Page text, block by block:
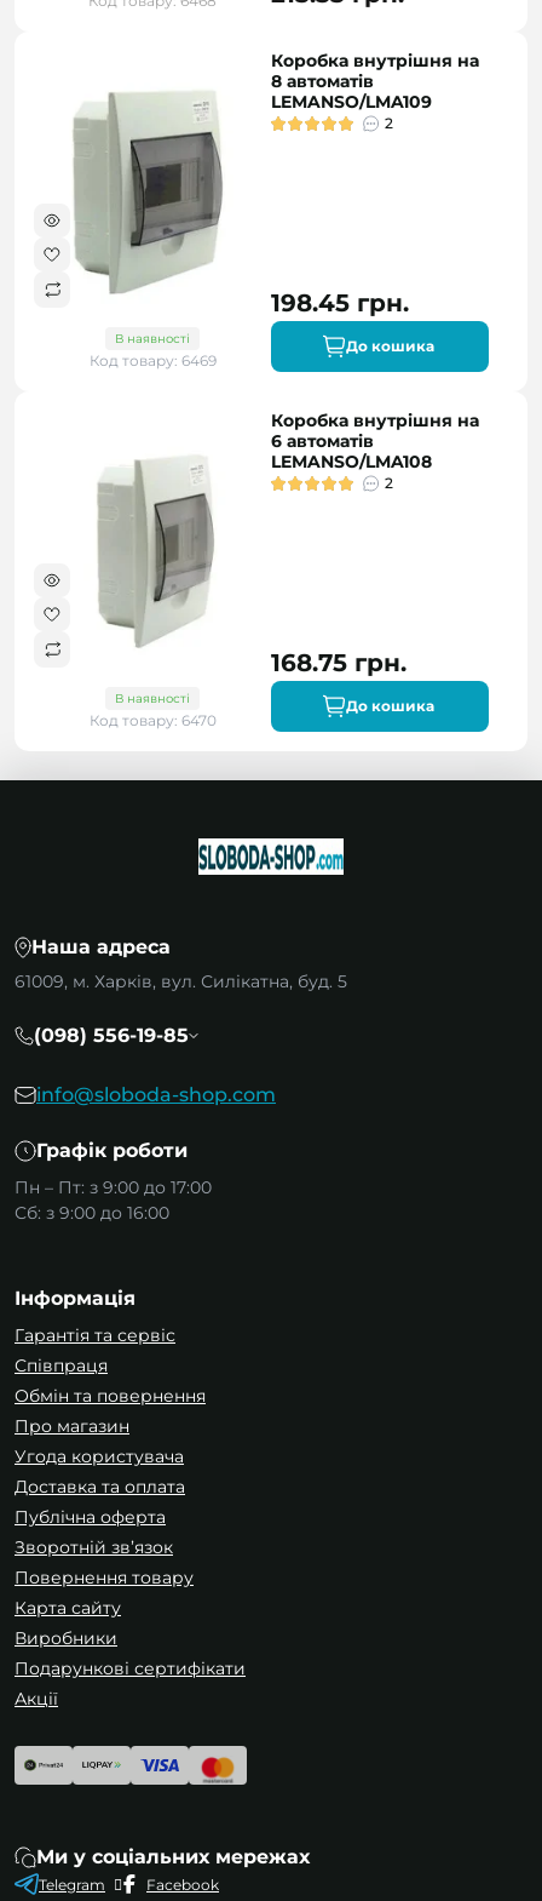
В наявності
Код товару: 6469
Коробка внутрішня на
8 автоматів
LEMANSO/LMA109
2
198.45 грн.
До кошика
В наявності
Код товару: 6470
Коробка внутрішня на
6 автоматів
LEMANSO/LMA108
2
168.75 грн.
До кошика
Наша адреса
61009, м. Харків, вул. Силікатна, буд. 5
(098) 556-19-85
info@sloboda-shop.com
Графік роботи
Пн – Пт: з 9:00 до 17:00
Сб: з 9:00 до 16:00
Інформація
Гарантія та сервіс
Співпраця
Обмін та повернення
Про магазин
Угода користувача
Доставка та оплата
Публічна оферта
Зворотній зв’язок
Повернення товару
Карта сайту
Виробники
Подарункові сертифікати
Акції
Ми у соціальних мережах
Telegram Facebook